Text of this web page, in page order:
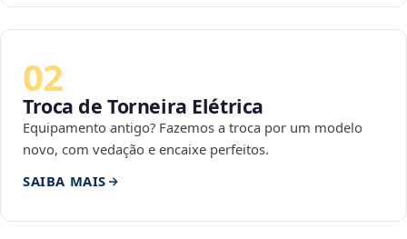
02
Troca de Torneira Elétrica
Equipamento antigo? Fazemos a troca por um modelo
novo, com vedação e encaixe perfeitos.
SAIBA MAIS